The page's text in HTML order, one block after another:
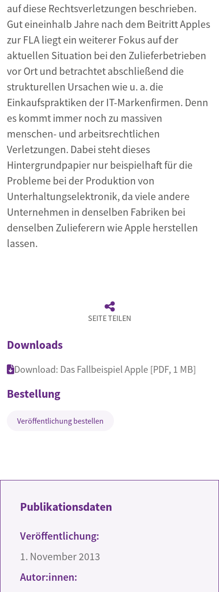
auf diese Rechtsverletzungen beschrieben.
Gut eineinhalb Jahre nach dem Beitritt Apples
zur FLA liegt ein weiterer Fokus auf der
aktuellen Situation bei den Zulieferbetrieben
vor Ort und betrachtet abschließend die
strukturellen Ursachen wie u. a. die
Einkaufspraktiken der IT-Markenfirmen. Denn
es kommt immer noch zu massiven
menschen- und arbeitsrechtlichen
Verletzungen. Dabei steht dieses
Hintergrundpapier nur beispielhaft für die
Probleme bei der Produktion von
Unterhaltungselektronik, da viele andere
Unternehmen in denselben Fabriken bei
denselben Zulieferern wie Apple herstellen
lassen.
SEITE TEILEN
Downloads
Download: Das Fallbeispiel Apple [PDF, 1 MB]
Bestellung
Veröffentlichung bestellen
Publikationsdaten
Veröffentlichung:
1. November 2013
Autor:innen: